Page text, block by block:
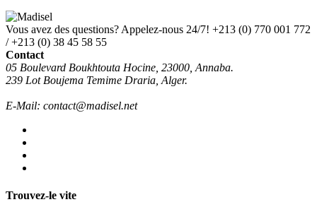
Vous avez des questions? Appelez-nous 24/7! +213 (0) 770 001 772
/ +213 (0) 38 45 58 55
Contact
05 Boulevard Boukhtouta Hocine, 23000, Annaba.
239 Lot Boujema Temime Draria, Alger.
E-Mail: contact@madisel.net
Trouvez-le vite